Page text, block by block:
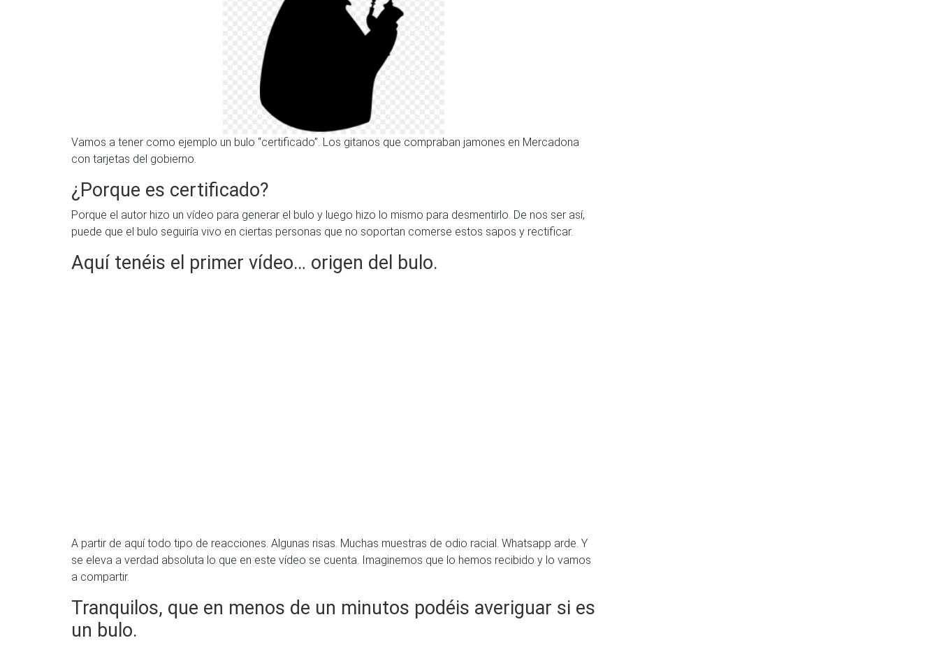
Vamos a tener como ejemplo un bulo “certificado”. Los gitanos que compraban jamones en Mercadona
con tarjetas del gobierno.
¿Porque es certificado?
Porque el autor hizo un vídeo para generar el bulo y luego hizo lo mismo para desmentirlo. De nos ser así,
puede que el bulo seguiría vivo en ciertas personas que no soportan comerse estos sapos y rectificar.
Aquí tenéis el primer vídeo… origen del bulo.
A partir de aquí todo tipo de reacciones. Algunas risas. Muchas muestras de odio racial. Whatsapp arde. Y
se eleva a verdad absoluta lo que en este vídeo se cuenta. Imaginemos que lo hemos recibido y lo vamos
a compartir.
Tranquilos, que en menos de un minutos podéis averiguar si es
un bulo.